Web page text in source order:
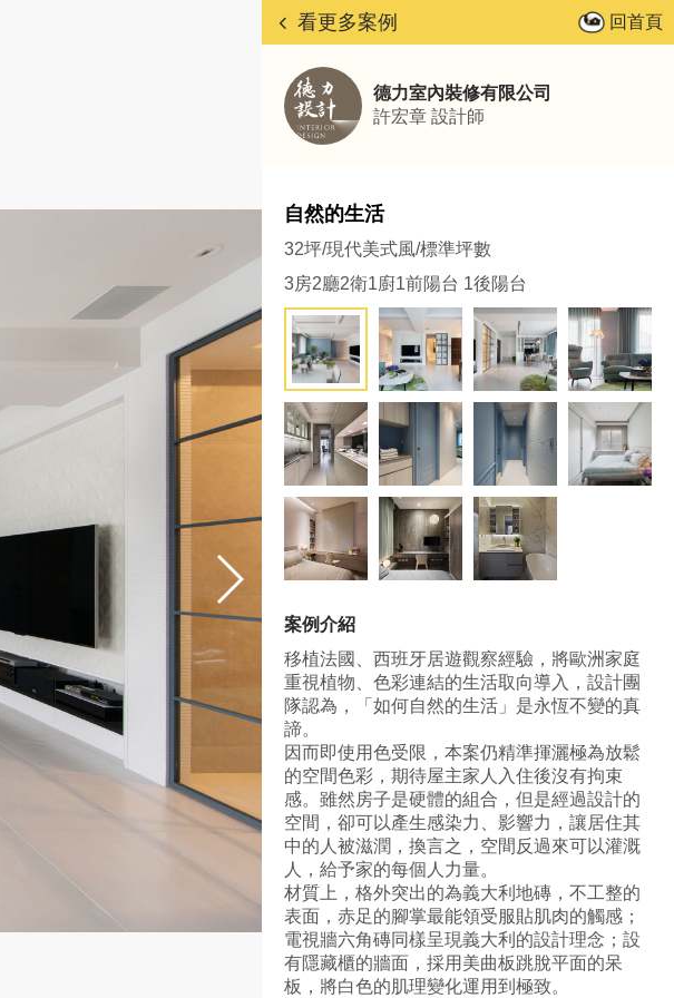
看更多案例 回首頁
德力室內裝修有限公司
許宏章 設計師
自然的生活
32坪/現代美式風/標準坪數
3房2廳2衛1廚1前陽台 1後陽台
案例介紹
移植法國、西班牙居遊觀察經驗，將歐洲家庭
重視植物、色彩連結的生活取向導入，設計團
隊認為，「如何自然的生活」是永恆不變的真
諦。
因而即使用色受限，本案仍精準揮灑極為放鬆
的空間色彩，期待屋主家人入住後沒有拘束
感。雖然房子是硬體的組合，但是經過設計的
空間，卻可以產生感染力、影響力，讓居住其
中的人被滋潤，換言之，空間反過來可以灌溉
人，給予家的每個人力量。
材質上，格外突出的為義大利地磚，不工整的
表面，赤足的腳掌最能領受服貼肌肉的觸感；
電視牆六角磚同樣呈現義大利的設計理念；設
有隱藏櫃的牆面，採用美曲板跳脫平面的呆
板，將白色的肌理變化運用到極致。